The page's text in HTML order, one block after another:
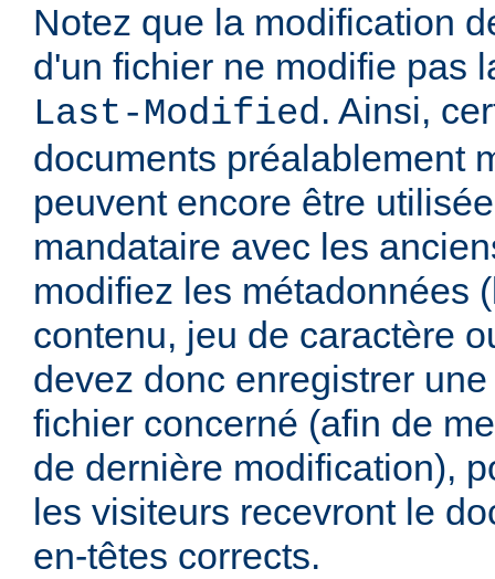
Notez que la modification
d'un fichier ne modifie pas
Last-Modified. Ainsi,
documents préalablement
peuvent encore être
mandataire avec les
modifiez les métadonnées
contenu, jeu de caractère
devez donc enregistrer
fichier concerné (afin de
de dernière modification),
les visiteurs recevront le
en-têtes corrects.